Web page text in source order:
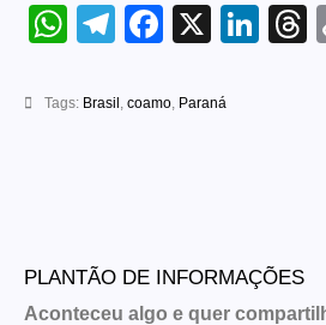
WhatsApp
Telegram
X
Tags: Brasil , coamo, Paraná
PLANTÃO DE INFORMAÇÕES
Aconteceu algo e quer